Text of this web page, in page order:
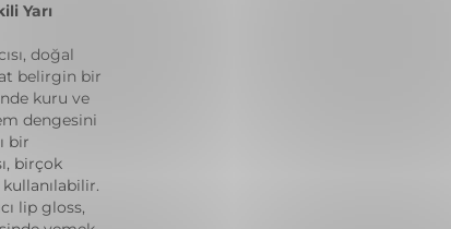
Yarı
doğal
belirgin bir
kuru ve
dengesini
bir
birçok
lip gloss,